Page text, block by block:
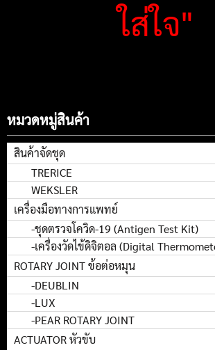
ใส่ใจ"
หมวดหมู่สินค้า
สินค้าจัดชุด
TRERICE
WEKSLER
เครื่องมือทางการแพทย์
-ชุดตรวจโควิด-19 (Antigen Test Kit)
-เครื่องวัดไข้ดิจิตอล (Digital
ROTARY JOINT ข้อต่อหมุน
-DEUBLIN
-LUX
-PEAR ROTARY JOINT
ACTUATOR หัวขับ